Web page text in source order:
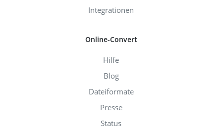
Integrationen
Online-Convert
Hilfe
Blog
Dateiformate
Presse
Status